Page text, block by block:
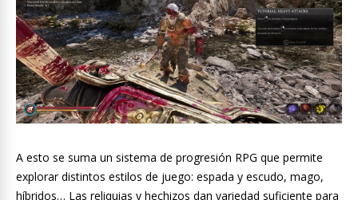
A esto se suma un sistema de progresión RPG que permite
explorar distintos estilos de juego: espada y escudo, mago,
híbridos… Las reliquias y hechizos dan variedad suficiente para